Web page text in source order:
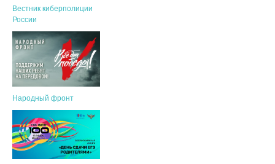
Вестник киберполиции
России
Народный фронт